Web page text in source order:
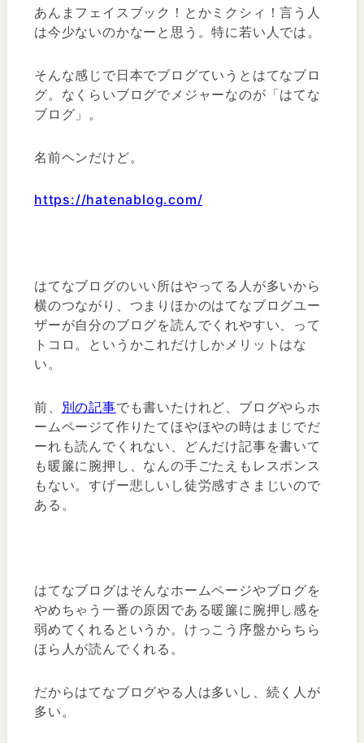
あんまフェイスブック！とかミクシィ！言う人
は今少ないのかなーと思う。特に若い人では。
そんな感じで日本でブログていうとはてなブロ
グ。なくらいブログでメジャーなのが「はてな
ブログ」。
名前ヘンだけど。
https://hatenablog.com/
はてなブログのいい所はやってる人が多いから
横のつながり、つまりほかのはてなブログユー
ザーが自分のブログを読んでくれやすい、って
トコロ。というかこれだけしかメリットはな
い。
前、 別の記事でも書いたけれど、ブログやらホ
ームページて作りたてほやほやの時はまじでだ
ーれも読んでくれない、どんだけ記事を書いて
も暖簾に腕押し、なんの手ごたえもレスポンス
もない。すげー悲しいし徒労感すさまじいので
ある。
はてなブログはそんなホームページやブログを
やめちゃう一番の原因である暖簾に腕押し感を
弱めてくれるというか。けっこう序盤からちら
ほら人が読んでくれる。
だからはてなブログやる人は多いし、続く人が
多い。